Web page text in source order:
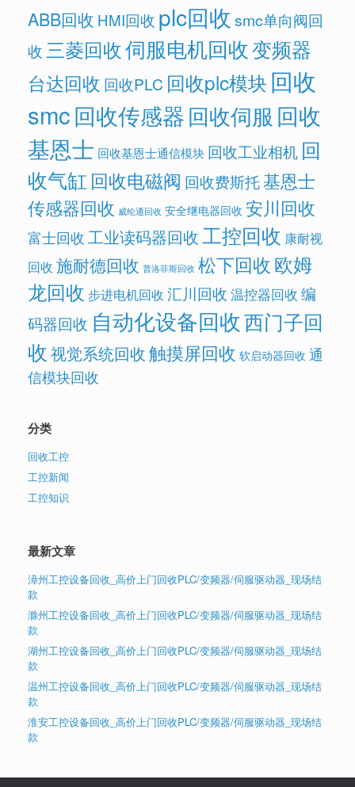
ABB回收 HMI回收 plc回收 smc单向阀回
收三菱回收伺服电机回收变频器
台达回收 回收PLC 回收plc模块 回收
smc回收传感器回收伺服 回收
基恩士 回收基恩士通信模块 回收工业相机 回
收气缸 回收电磁阀 回收费斯托基恩士
传感器回收 威纶通回收 安全继电器回收 安川回收
富士回收工业读码器回收工控回收 康耐视
回收 施耐德回收 普洛菲斯回收 松下回收欧姆
龙回收 步进电机回收 汇川回收 温控器回收 编
码器回收 自动化设备回收西门子回
收视觉系统回收触摸屏回收 软启动器回收 通
信模块回收
分类
回收工控
工控新闻
工控知识
最新文章
漳州工控设备回收_高价上门回收PLC/变频器/伺服驱动器_现场结
款
滁州工控设备回收_高价上门回收PLC/变频器/伺服驱动器_现场结
款
湖州工控设备回收_高价上门回收PLC/变频器/伺服驱动器_现场结
款
温州工控设备回收_高价上门回收PLC/变频器/伺服驱动器_现场结
款
淮安工控设备回收_高价上门回收PLC/变频器/伺服驱动器_现场结
款